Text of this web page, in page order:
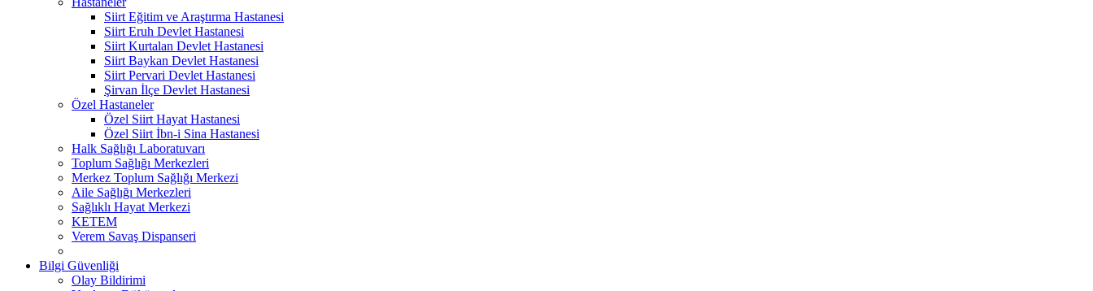
Siirt Eğitim ve Araştırma Hastanesi
Siirt Eruh Devlet Hastanesi
Siirt Kurtalan Devlet Hastanesi
Siirt Baykan Devlet Hastanesi
Siirt Pervari Devlet Hastanesi
Şirvan İlçe Devlet Hastanesi
Özel Hastaneler
Özel Siirt Hayat Hastanesi
Özel Siirt İbn-i Sina Hastanesi
Halk Sağlığı Laboratuvarı
Toplum Sağlığı Merkezleri
Merkez Toplum Sağlığı Merkezi
Aile Sağlığı Merkezleri
Sağlıklı Hayat Merkezi
KETEM
Verem Savaş Dispanseri
Bilgi Güvenliği
Olay Bildirimi